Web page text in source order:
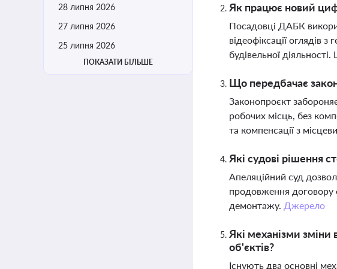
28 липня 2026
27 липня 2026
25 липня 2026
ПОКАЗАТИ БІЛЬШЕ
Як працює новий
Посадовці ДАБК
відеофіксації оглядів
будівельної
Що передбачає
Законопроєкт
робочих місць, без
та компенсації з
Які судові рішення
Апеляційний суд
продовження договору
демонтажу. Джерело
Які механізми
об'єктів?
Існують два основні